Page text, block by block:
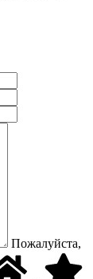
Пожалуйста,